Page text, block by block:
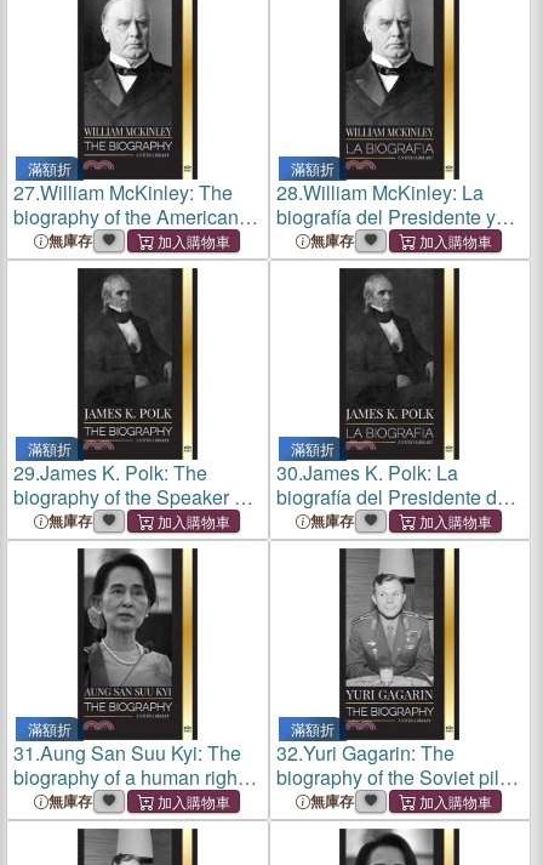
滿額折
27.William McKinley: The
biography of the American
Century President and
Architect
無庫存
滿額折
28.William McKinley: La
biografía del Presidente y
Arquitecto del Siglo de
América
無庫存
滿額折
29.James K. Polk: The
biography of the Speaker of
the House of
Representatives that
became President and his
conquest for America
無庫存
滿額折
30.James K. Polk: La
biografía del Presidente de
la Cámara de
Representantes que llegó a
ser Presidente y su
conquista de América
無庫存
滿額折
31.Aung San Suu Kyi: The
biography of a human rights
activist, Nobel Peace Prize
winner, and State
Counsellor of Myanmar
無庫存
滿額折
32.Yuri Gagarin: The
biography of the Soviet pilot
and cosmonaut and his
journey into space
無庫存